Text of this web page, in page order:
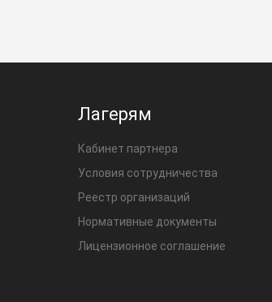
Лагерям
Кабинет партнера
Условия сотрудничества
Реестр организаций
Нормативные документы
Лицензионное соглашение